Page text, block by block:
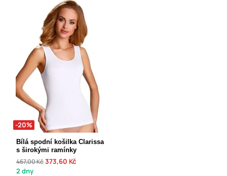
-20%
Bílá spodní košilka Clarissa
s širokými ramínky
467,00 Kč373,60 Kč
2 dny